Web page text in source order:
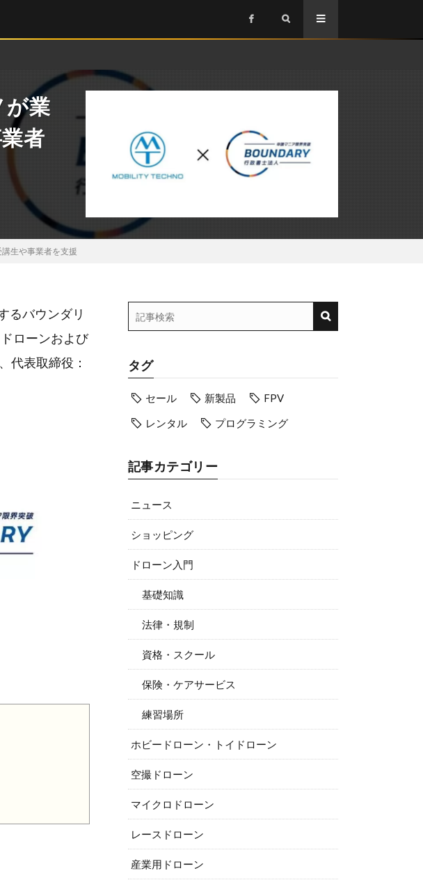
が業
者
生や事業者を支援
るバウンダリ
ローンおよび
代表取締役：
タグ
セール 新製品
FPV
レンタル
プログラミング
記事カテゴリー
ニュース
ショッピング
ドローン入門
基礎知識
法律・規制
資格・スクール
保険・ケアサービス
練習場所
ホビードローン・トイドローン
空撮ドローン
マイクロドローン
レースドローン
産業用ドローン